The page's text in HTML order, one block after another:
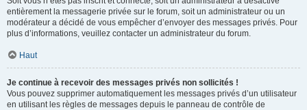
entièrement la messagerie privée sur le forum, soit un administrateur ou un
modérateur a décidé de vous empêcher d’envoyer des messages privés. Pour
plus d’informations, veuillez contacter un administrateur du forum.
Haut
Je continue à recevoir des messages privés non sollicités !
Vous pouvez supprimer automatiquement les messages privés d’un utilisateur
en utilisant les règles de messages depuis le panneau de contrôle de